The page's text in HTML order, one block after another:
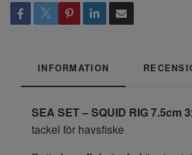
INFORMATION
SEA SET – SQUID RIG 7.5cm
tackel för havsfiske